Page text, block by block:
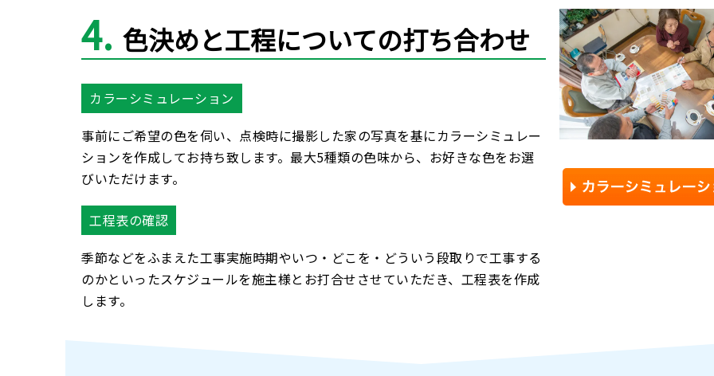
4 色決めと工程についての打ち合わせ
カラーシミュレーション
事前にご希望の色を伺い、点検時に撮影した家の写真を基にカラーシミュレー
ションを作成してお持ち致します。最大5種類の色味から、お好きな色をお選
びいただけます。
工程表の確認
季節などをふまえた工事実施時期やいつ・どこを・どういう段取りで工事する
のかといったスケジュールを施主様とお打合せさせていただき、工程表を作成
します。